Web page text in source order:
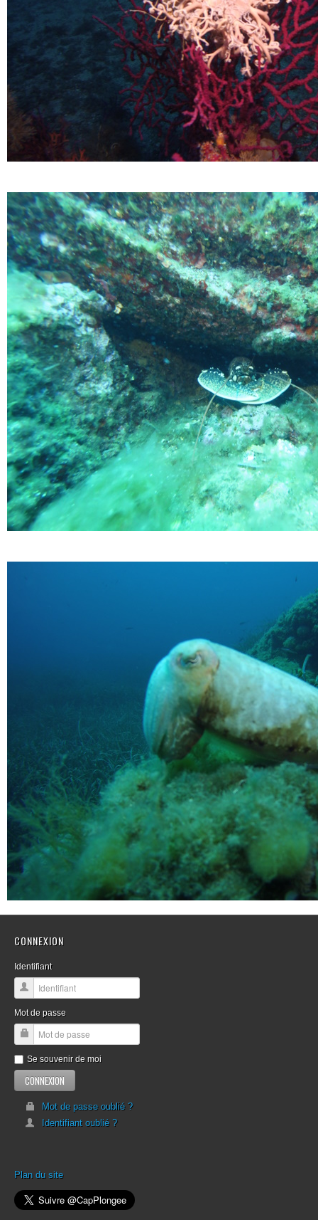
CONNEXION
Identifiant
Mot de passe
Se souvenir de moi
Mot de passe oublié ?
Identifiant oublié ?
Plan du site